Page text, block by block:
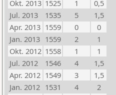
Okt. 2013 1525 1
0,5
Jul. 2013
1535 5
1,5
Apr. 2013 1559 0
0
Jan. 2013 1559 2
1
Okt. 2012 1558 1
1
Jul. 2012
1546 4
1,5
Apr. 2012 1549 3
1,5
Jan. 2012 1531 4
2